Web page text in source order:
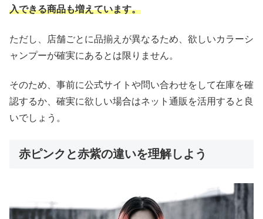
入できる商品も増えています。
ただし、店舗ごとに品揃えが異なるため、欲しいカラーシ
ャンプーが確実にあるとは限りません。
そのため、事前に公式サイトや問い合わせをして在庫を確
認するか、確実に欲しい場合はネット通販を活用すると良
いでしょう。
赤ピンクと赤紫の違いを理解しよう